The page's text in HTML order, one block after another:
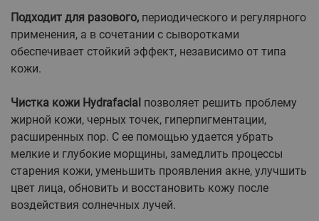
Подходит для разового, периодического и регулярного
применения, а в сочетании с сыворотками
обеспечивает стойкий эффект, независимо от типа
кожи.
Чистка кожи Hydrafacial позволяет решить проблему
жирной кожи, черных точек, гиперпигментации,
расширенных пор. С ее помощью удается убрать
мелкие и глубокие морщины, замедлить процессы
старения кожи, уменьшить проявления акне, улучшить
цвет лица, обновить и восстановить кожу после
воздействия солнечных лучей.